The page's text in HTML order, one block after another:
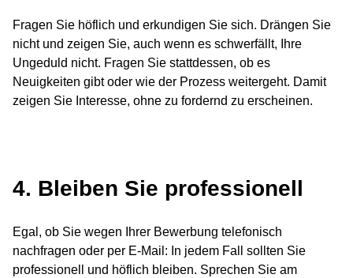
Fragen Sie höflich und erkundigen Sie sich. Drängen Sie
nicht und zeigen Sie, auch wenn es schwerfällt, Ihre
Ungeduld nicht. Fragen Sie stattdessen, ob es
Neuigkeiten gibt oder wie der Prozess weitergeht. Damit
zeigen Sie Interesse, ohne zu fordernd zu erscheinen.
4. Bleiben Sie professionell
Egal, ob Sie wegen Ihrer Bewerbung telefonisch
nachfragen oder per E-Mail: In jedem Fall sollten Sie
professionell und höflich bleiben. Sprechen Sie am